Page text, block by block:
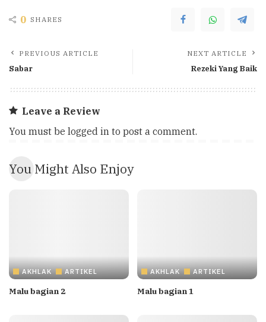
0 SHARES
PREVIOUS ARTICLE
Sabar
NEXT ARTICLE
Rezeki Yang Baik
Leave a Review
You must be logged in to post a comment.
You Might Also Enjoy
AKHLAK ARTIKEL
Malu bagian 2
AKHLAK ARTIKEL
Malu bagian 1